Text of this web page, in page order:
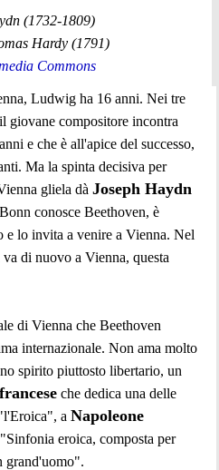
(1732-1809)
Hardy (1791)
Commons
Ludwig ha 16 anni. Nei tre
giovane compositore incontra
e che è all'apice del successo,
Ma la spinta decisiva per
gliela dà Joseph Haydn
conosce Beethoven, è
e lo invita a venire a Vienna. Nel
di nuovo a Vienna, questa
di Vienna che Beethoven
internazionale. Non ama molto
spirito piuttosto libertario, un
che dedica una delle
a Napoleone
eroica, composta per
grand'uomo".